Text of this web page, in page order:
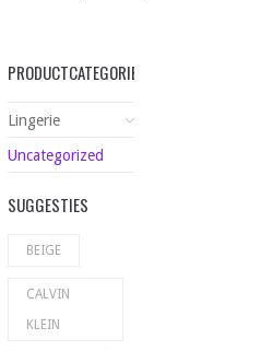
PRODUCTCATEGORIEËN
Lingerie
Uncategorized
SUGGESTIES
BEIGE
CALVIN
KLEIN